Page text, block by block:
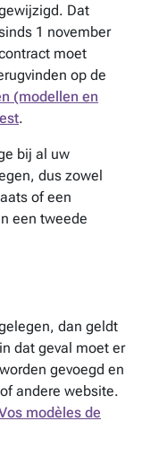
Dat
1 november
moet
op de
(modellen en
.
bij al uw
dus zowel
of een
een tweede
dan geldt
dat geval moet er
gevoegd en
andere website.
modèles de